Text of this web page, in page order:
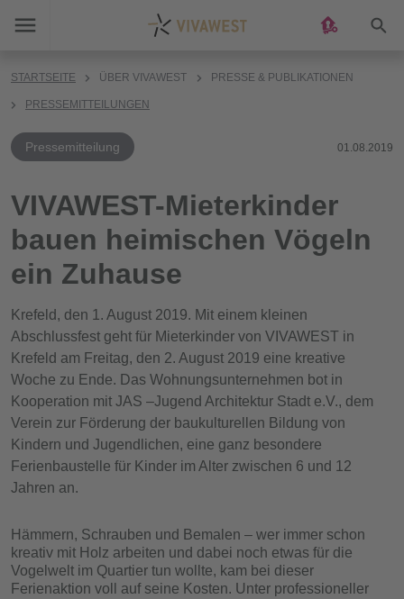
STARTSEITE ÜBER VIVAWEST PRESSE & PUBLIKATIONEN
PRESSEMITTEILUNGEN
Pressemitteilung 01.08.2019
VIVAWEST-Mieterkinder
bauen heimischen Vögeln
ein Zuhause
Krefeld, den 1. August 2019. Mit einem kleinen
Abschlussfest geht für Mieterkinder von VIVAWEST in
Krefeld am Freitag, den 2. August 2019 eine kreative
Woche zu Ende. Das Wohnungsunternehmen bot in
Kooperation mit JAS –Jugend Architektur Stadt e.V., dem
Verein zur Förderung der baukulturellen Bildung von
Kindern und Jugendlichen, eine ganz besondere
Ferienbaustelle für Kinder im Alter zwischen 6 und 12
Jahren an.
Hämmern, Schrauben und Bemalen – wer immer schon
kreativ mit Holz arbeiten und dabei noch etwas für die
Vogelwelt im Quartier tun wollte, kam bei dieser
Ferienaktion voll auf seine Kosten. Unter professioneller